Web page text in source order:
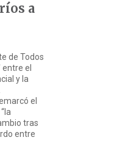
a
de Todos
el
y la
el
tras
entre